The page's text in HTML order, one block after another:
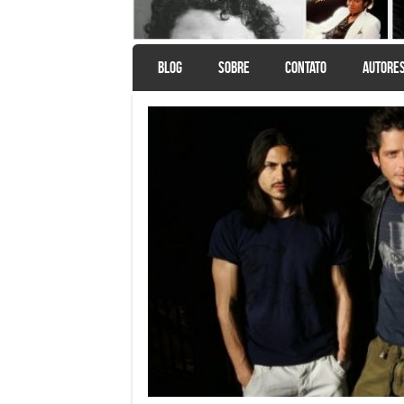
Menu
SKIP TO CONTENT
BLOG SOBRE CONTATO